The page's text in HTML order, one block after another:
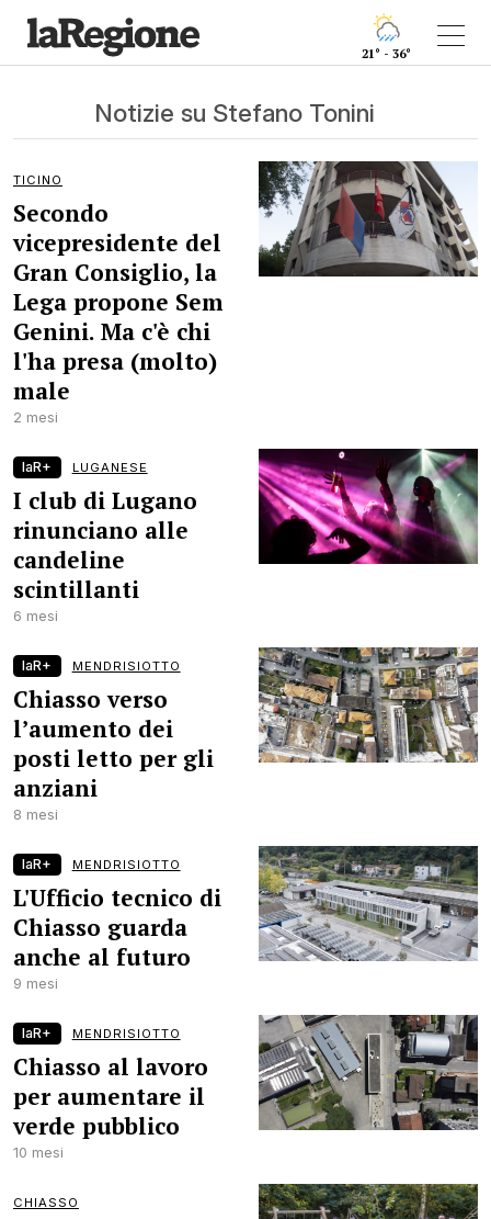
21° - 36°
Notizie su Stefano Tonini
TICINO
Secondo
vicepresidente del
Gran Consiglio, la
Lega propone Sem
Genini. Ma c'è chi
l'ha presa (molto)
male
2 mesi
laR+ LUGANESE
I club di Lugano
rinunciano alle
candeline
scintillanti
6 mesi
laR+ MENDRISIOTTO
Chiasso verso
l’aumento dei
posti letto per gli
anziani
8 mesi
laR+ MENDRISIOTTO
L'Ufficio tecnico di
Chiasso guarda
anche al futuro
9 mesi
laR+ MENDRISIOTTO
Chiasso al lavoro
per aumentare il
verde pubblico
10 mesi
CHIASSO